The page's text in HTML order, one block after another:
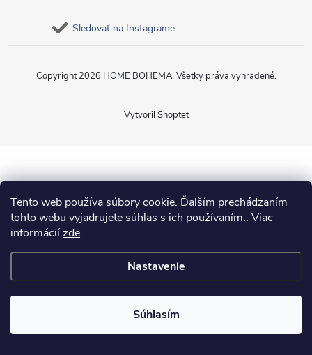
Tento web používa súbory cookie. Ďalším prechádzaním
tohto webu vyjadrujete súhlas s ich používaním.. Viac
informáciízde.
Nastavenie
Súhlasím
Sledovať na Instagrame
Vytvoril Shoptet
Copyright 2026 HOME BOHEMA. Všetky práva vyhradené.